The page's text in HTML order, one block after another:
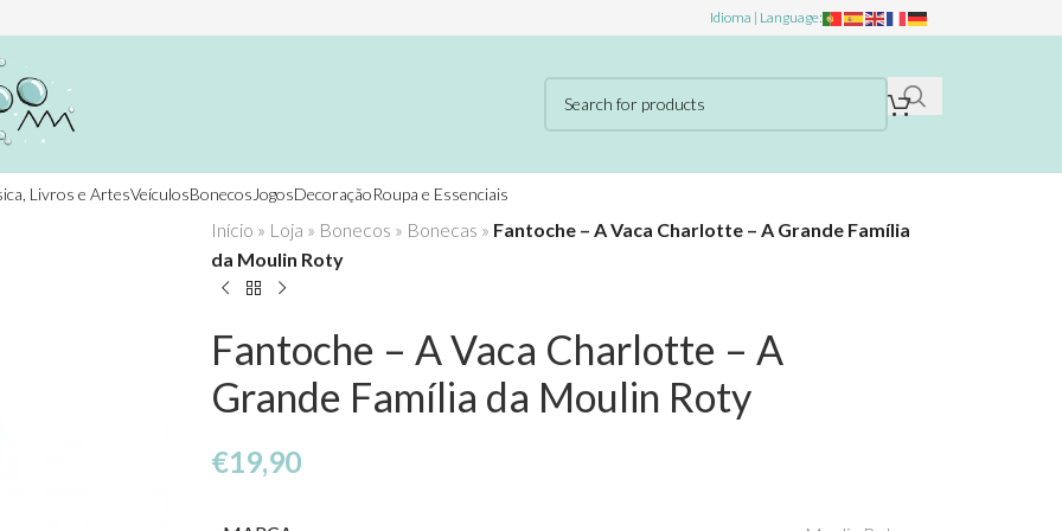
Idioma | Language:
Livros e ArtesVeículosBonecos JogosDecoraçãoRoupa e Essenciais
Início » Loja » Bonecos » Bonecas » Fantoche – A Vaca Charlotte – A Grande Família
da Moulin Roty
Fantoche – A Vaca Charlotte – A
Grande Família da Moulin Roty
€19,90